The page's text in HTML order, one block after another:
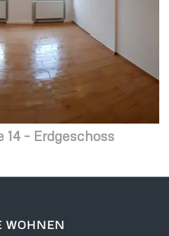
– Erdgeschoss
WOHNEN